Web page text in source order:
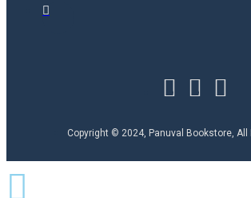
Copyright © 2024, Panuval Bookstore, All